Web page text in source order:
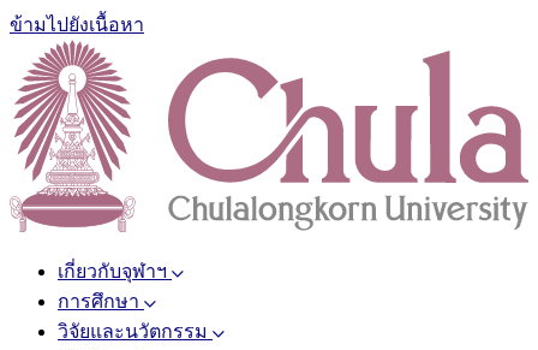
ข้ามไปยังเนื้อหา
เกี่ยวกับจุฬาฯ
การศึกษา
วิจัยและนวัตกรรม